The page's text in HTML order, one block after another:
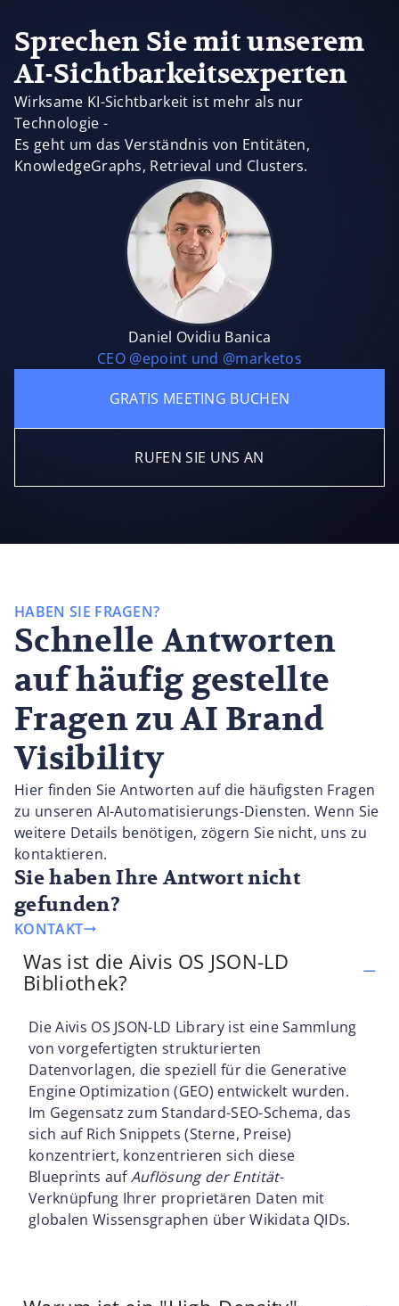
Sprechen Sie mit unserem
AI-Sichtbarkeitsexperten
Wirksame KI-Sichtbarkeit ist mehr als nur
Technologie -
Es geht um das Verständnis von Entitäten,
KnowledgeGraphs, Retrieval und Clusters.
Daniel Ovidiu Banica
CEO @epoint und @marketos
GRATIS MEETING BUCHEN
RUFEN SIE UNS AN
HABEN SIE FRAGEN?
Schnelle Antworten
auf häufig gestellte
Fragen zu AI Brand
Visibility
Hier finden Sie Antworten auf die häufigsten Fragen
zu unseren AI-Automatisierungs-Diensten. Wenn Sie
weitere Details benötigen, zögern Sie nicht, uns zu
kontaktieren.
Sie haben Ihre Antwort nicht
gefunden?
KONTAKT
Was ist die Aivis OS JSON-LD
Bibliothek?
Die Aivis OS JSON-LD Library ist eine Sammlung
von vorgefertigten strukturierten
Datenvorlagen, die speziell für die Generative
Engine Optimization (GEO) entwickelt wurden.
Im Gegensatz zum Standard-SEO-Schema, das
sich auf Rich Snippets (Sterne, Preise)
konzentriert, konzentrieren sich diese
Blueprints aufAuflösung der Entität-
Verknüpfung Ihrer proprietären Daten mit
globalen Wissensgraphen über Wikidata QIDs.